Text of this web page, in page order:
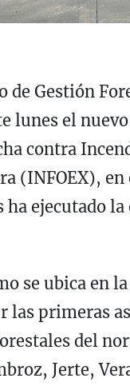
de Gestión
lunes el
contra
(INFOEX),
ha ejecutado la
se ubica en
las primeras
del
Jerte,